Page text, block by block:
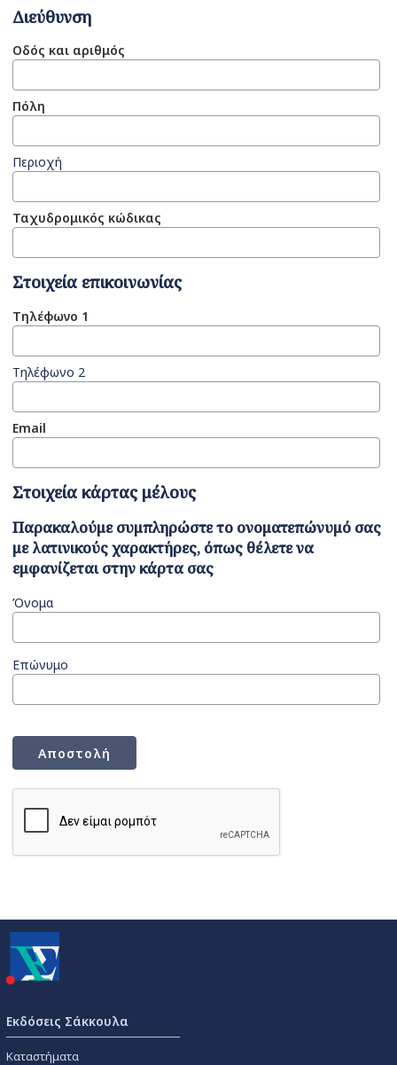
Διεύθυνση
Οδός και αριθμός
Πόλη
Περιοχή
Ταχυδρομικός κώδικας
Στοιχεία επικοινωνίας
Τηλέφωνο 1
Τηλέφωνο 2
Email
Στοιχεία κάρτας μέλους
Παρακαλούμε συμπληρώστε το ονοματεπώνυμό σας
με λατινικούς χαρακτήρες, όπως θέλετε να
εμφανίζεται στην κάρτα σας
Όνομα
Επώνυμο
Εκδόσεις Σάκκουλα
Καταστήματα